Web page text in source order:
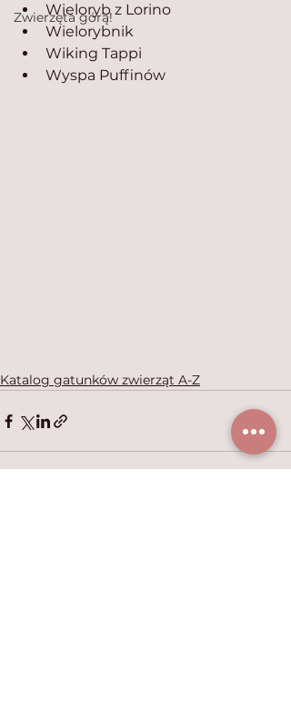
Zwierzęta górą!
Wieloryb z Lorino
Wielorybnik
Wiking Tappi
Wyspa Puffinów
Katalog gatunków zwierząt A-Z